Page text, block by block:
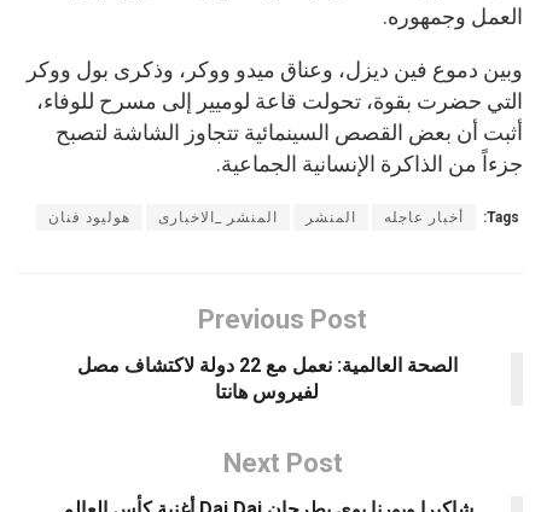
العمل وجمهوره.
وبين دموع فين ديزل، وعناق ميدو ووكر، وذكرى بول ووكر
التي حضرت بقوة، تحولت قاعة لوميير إلى مسرح للوفاء،
أثبت أن بعض القصص السينمائية تتجاوز الشاشة لتصبح
جزءاً من الذاكرة الإنسانية الجماعية.
Tags: أخبار عاجله المنشر المنشر _الاخبارى هوليود فنان
Previous Post
الصحة العالمية: نعمل مع 22 دولة لاكتشاف مصل
لفيروس هانتا
Next Post